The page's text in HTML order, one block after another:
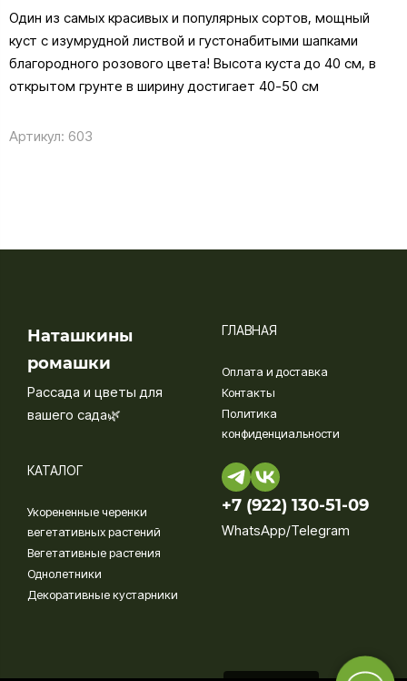
Один из самых красивых и популярных сортов, мощный
куст с изумрудной листвой и густонабитыми шапками
благородного розового цвета! Высота куста до 40 см, в
открытом грунте в ширину достигает 40-50 см
Артикул: 603
Наташкины
ромашки
Рассада и цветы для
вашего сада🌿
ГЛАВНАЯ
Оплата и доставка
Контакты
Политика
конфиденциальности
КАТАЛОГ
Укорененные черенки
вегетативных растений
Вегетативные растения
Однолетники
Декоративные кустарники
+7 (922) 130-51-09‬
WhatsApp/Telegram